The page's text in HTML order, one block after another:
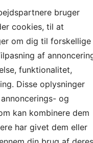
house and you
after you
bruger
cookies, til at
om dig til forskellige
af
funktionalitet,
Disse oplysninger
og
kan kombinere dem
har givet dem eller